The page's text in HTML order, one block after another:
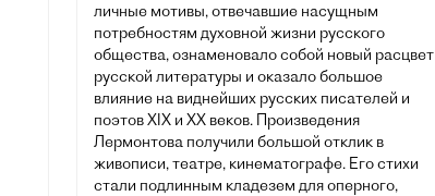
личные мотивы, отвечавшие насущным
потребностям духовной жизни русского
общества, ознаменовало собой новый расцвет
русской литературы и оказало большое
влияние на виднейших русских писателей и
поэтов XIX и XX веков. Произведения
Лермонтова получили большой отклик в
живописи, театре, кинематографе. Его стихи
стали подлинным кладезем для оперного,